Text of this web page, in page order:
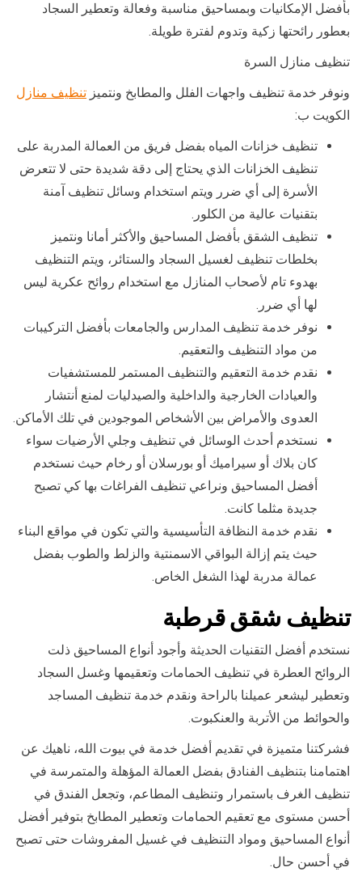
بأفضل الإمكانيات وبمساحيق مناسبة وفعالة وتعطير السجاد
بعطور رائحتها زكية وتدوم لفترة طويلة.
تنظيف منازل السرة
ونوفر خدمة تنظيف واجهات الفلل والمطابخ ونتميز تنظيف منازل
الكويت ب:
تنظيف خزانات المياه بفضل فريق من العمالة المدربة على
تنظيف الخزانات الذي يحتاج إلى دقة شديدة حتى لا تتعرض
الأسرة إلى أي ضرر ويتم استخدام وسائل تنظيف آمنة
بتقنيات عالية من الكلور.
تنظيف الشقق بأفضل المساحيق والأكثر أمانا ونتميز
بخلطات تنظيف لغسيل السجاد والستائر، ويتم التنظيف
بهدوء تام لأصحاب المنازل مع استخدام روائح عكرية ليس
لها أي ضرر.
نوفر خدمة تنظيف المدارس والجامعات بأفضل التركيبات
من مواد التنظيف والتعقيم.
نقدم خدمة التعقيم والتنظيف المستمر للمستشفيات
والعيادات الخارجية والداخلية والصيدليات لمنع أنتشار
العدوى والأمراض بين الأشخاص الموجودين في تلك الأماكن.
نستخدم أحدث الوسائل في تنظيف وجلي الأرضيات سواء
كان بلاك أو سيراميك أو بورسلان أو رخام حيث نستخدم
أفضل المساحيق ونراعي تنظيف الفراغات بها كي تصبح
جديدة مثلما كانت.
نقدم خدمة النظافة التأسيسية والتي تكون في مواقع البناء
حيث يتم إزالة البواقي الاسمنتية والزلط والطوب بفضل
عمالة مدربة لهذا الشغل الخاص.
تنظيف شقق قرطبة
نستخدم أفضل التقنيات الحديثة وأجود أنواع المساحيق ذلت
الروائح العطرة في تنظيف الحمامات وتعقيمها وغسل السجاد
وتعطير ليشعر عميلنا بالراحة ونقدم خدمة تنظيف المساجد
والحوائط من الأتربة والعنكبوت.
فشركتنا متميزة في تقديم أفضل خدمة في بيوت الله، ناهيك عن
اهتمامنا بتنظيف الفنادق بفضل العمالة المؤهلة والمتمرسة في
تنظيف الغرف باستمرار وتنظيف المطاعم، وتجعل الفندق في
أحسن مستوى مع تعقيم الحمامات وتعطير المطابخ بتوفير أفضل
أنواع المساحيق ومواد التنظيف في غسيل المفروشات حتى تصبح
في أحسن حال.